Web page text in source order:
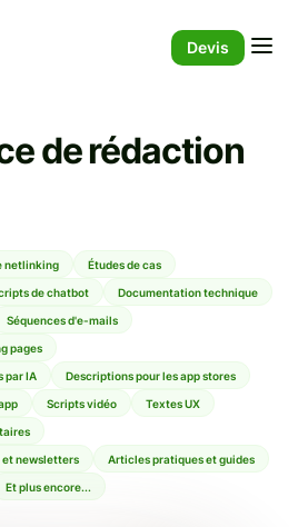
Devis
de rédaction
netlinking Études de cas
de chatbot Documentation technique
Séquences d'e-mails
pages
par IA Descriptions pour les app stores
Scripts vidéo Textes UX
et newsletters Articles pratiques et guides
Et plus encore...